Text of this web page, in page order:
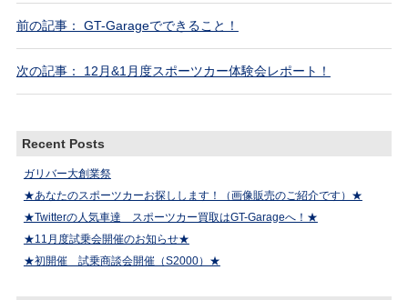
前の記事： GT-Garageでできること！
次の記事： 12月&1月度スポーツカー体験会レポート！
Recent Posts
ガリバー大創業祭
★あなたのスポーツカーお探しします！（画像販売のご紹介です）★
★Twitterの人気車達 スポーツカー買取はGT-Garageへ！★
★11月度試乗会開催のお知らせ★
★初開催 試乗商談会開催（S2000）★